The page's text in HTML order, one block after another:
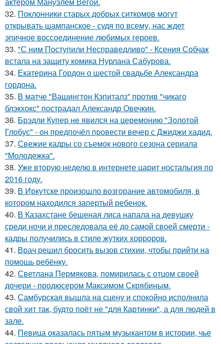
32. Поклонники старых добрых ситкомов могут
открывать шампанское - судя по всему, нас ждет
эпичное воссоединение любимых героев.
33. "С ним Поступили Несправедливо" - Ксения Собчак
встала на защиту комика Нурлана Сабурова.
34. Екатерина Гордон о шестой свадьбе Александра
гордона.
35. В матче "Вашингтон Кэпиталз" против "чикаго
блэкхокс" пострадал Александр Овечкин.
36. Брэдли Купер не явился на церемонию "Золотой
Глобус" - он предпочёл провести вечер с Джиджи хадид.
37. Свежие кадры со съемок нового сезона сериала
"Молодежка".
38. Уже вторую неделю в интернете царит ностальгия по
2016 году.
39. В Иркутске произошло возгорание автомобиля, в
котором находился запертый ребенок.
40. В Казахстане бешеная лиса напала на девушку
среди ночи и преследовала её до самой своей смерти -
кадры получились в стиле жутких хорроров.
41. Врач решил бросить вызов стихии, чтобы прийти на
помощь ребёнку.
42. Светлана Пермякова, помирилась с отцом своей
дочери - продюсером Максимом Скрябиным.
43. Самбурская вышла на сцену и спокойно исполнила
свой хит так, будто поёт не "для Картинки", а для людей в
зале.
44. Певица оказалась пятым музыкантом в истории, чье